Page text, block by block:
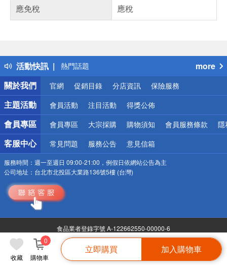
收藏 購物車
0
立即購買 加入購物車
應免稅
應稅
活動快訊
偏遠地區配送
熱門話題
銀行優惠
偏遠地區配送
詐騙網頁！請小心！
more
關於我們
官網 促銷目錄 分店資訊 保險服務
主題活動 會員活動 注目活動 得獎公佈
會員專區 會員專區 大宗採購 購物須知 會員服務條款 隱
客服中心 常見問題 服務公告 意見信箱
服務時間： 週一至週日 09:00-21:00，例假日依網站公告為主
公司地址： 台北市北投區大業路136號5樓 (台灣)
食品業者登錄字號 A-122662550-00000-6
Copyright©2026 Uni-Prosperity Lifestyle Corp. All Right Reserved